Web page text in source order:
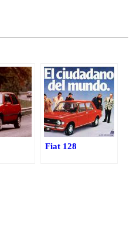
Fiat 128